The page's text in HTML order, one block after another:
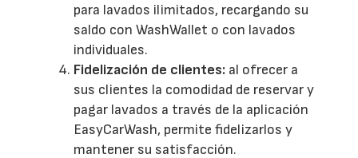
para lavados ilimitados, recargando su
saldo con WashWallet o con lavados
individuales.
Fidelización de clientes: al ofrecer a
sus clientes la comodidad de reservar y
pagar lavados a través de la aplicación
EasyCarWash, permite fidelizarlos y
mantener su satisfacción.